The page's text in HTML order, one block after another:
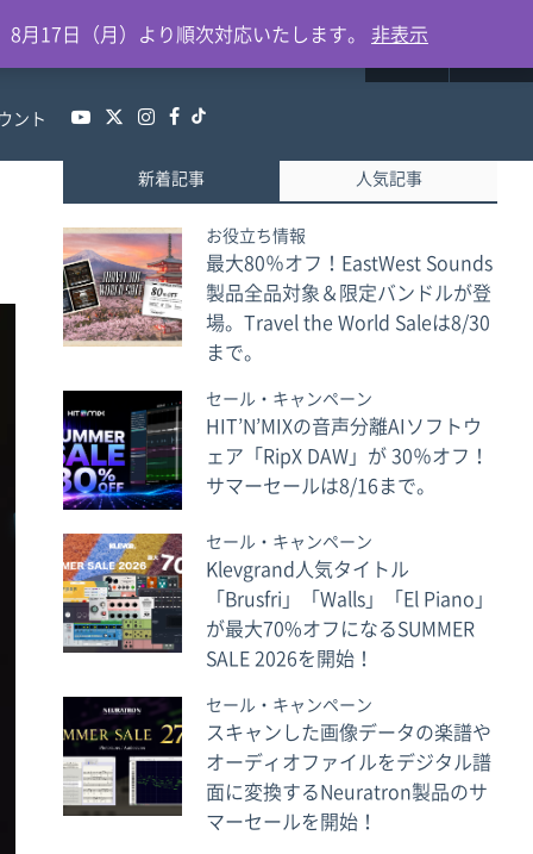
ント
新着記事 人気記事
お役立ち情報
最大80％オフ！EastWest Sounds
製品全品対象＆限定バンドルが登
場。Travel the World Saleは8/30
まで。
セール・キャンペーン
HIT’N’MIXの音声分離AIソフトウ
ェア「RipX DAW」が 30％オフ！
サマーセールは8/16まで。
セール・キャンペーン
Klevgrand人気タイトル
「Brusfri」「Walls」「El Piano」
が最大70%オフになるSUMMER
SALE 2026を開始！
セール・キャンペーン
スキャンした画像データの楽譜や
オーディオファイルをデジタル譜
面に変換するNeuratron製品のサ
マーセールを開始！
月17日（月）より順次対応いたします。 非表示